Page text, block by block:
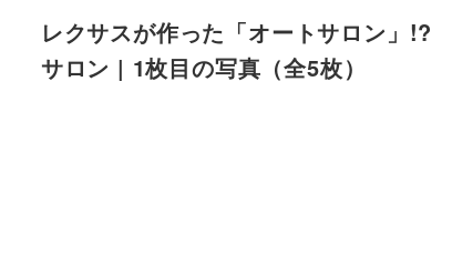
レクサスが作った「オートサロン」
サロン | 1枚目の写真（全5枚）